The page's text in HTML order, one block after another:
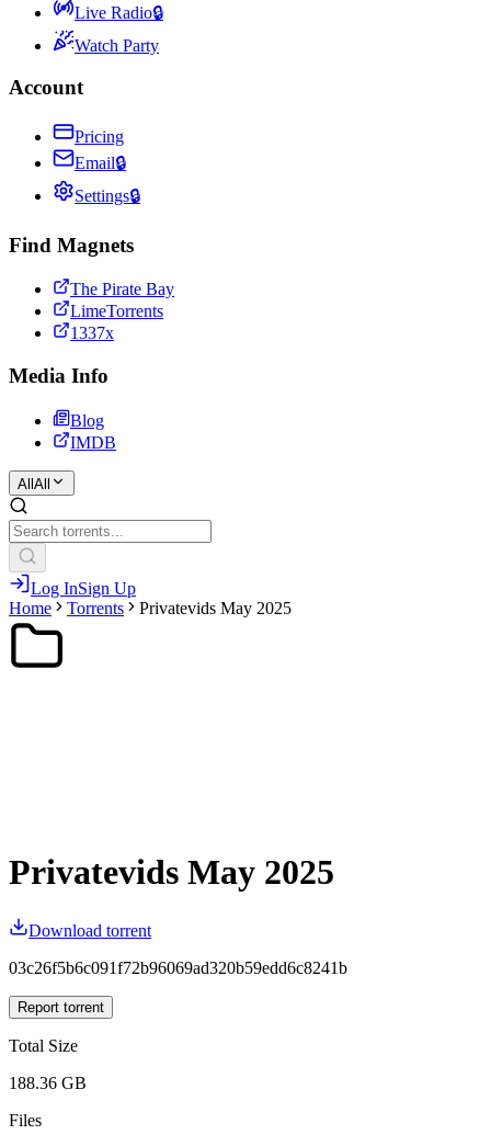
Live Radio🔒
Watch Party
Account
Pricing
Email🔒
Settings🔒
Find Magnets
The Pirate Bay
LimeTorrents
1337x
Media Info
Blog
IMDB
All All
Log InSign Up
Home
Torrents Privatevids May 2025
Privatevids May 2025
Download torrent
03c26f5b6c091f72b96069ad320b59edd6c8241b
Report torrent
Total Size
188.36 GB
Files